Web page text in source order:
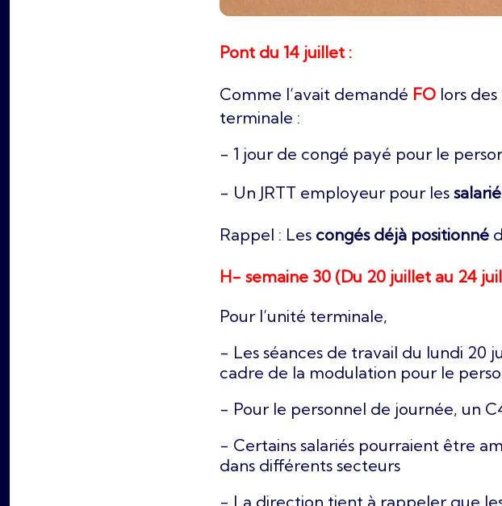
Pont du 14 juillet :
Comme l’avait demandé FO lors
terminale :
- 1 jour de congé payé pour le
- Un JRTT employeur pour les
Rappel : Les congés déjà positionné
H- semaine 30 (Du 20 juillet au 24
Pour l’unité terminale,
- Les séances de travail du lundi 20
cadre de la modulation pour le
- Pour le personnel de journée, un
- Certains salariés pourraient être
dans différents secteurs
- La direction tient à rappeler que